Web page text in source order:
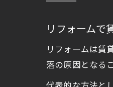
リフォームで
リフォームは賃
落の原因となる